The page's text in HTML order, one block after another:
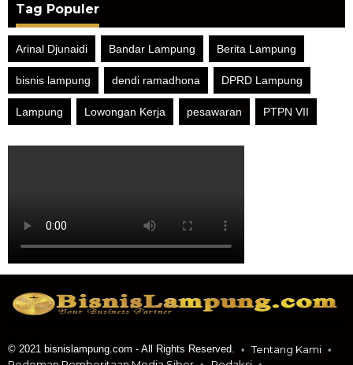
Tag Populer
Arinal Djunaidi Bandar Lampung Berita Lampung
bisnis lampung dendi ramadhona DPRD Lampung
Lampung Lowongan Kerja pesawaran PTPN VII
© 2021 bisnislampung.com - All Rights Reserved.
Tentang Kami